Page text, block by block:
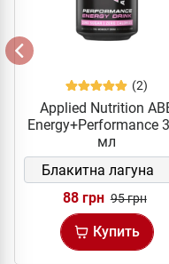
(2)
Applied Nutrition
Energy+Performance
мл
88 грн 95 грн
Купить